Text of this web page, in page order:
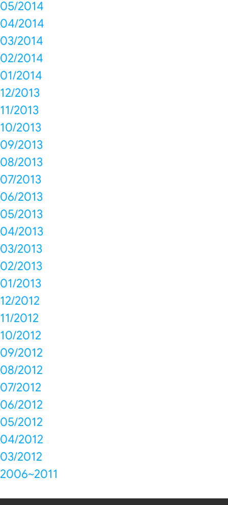
05/2014
04/2014
03/2014
02/2014
01/2014
12/2013
11/2013
10/2013
09/2013
08/2013
07/2013
06/2013
05/2013
04/2013
03/2013
02/2013
01/2013
12/2012
11/2012
10/2012
09/2012
08/2012
07/2012
06/2012
05/2012
04/2012
03/2012
2006~2011